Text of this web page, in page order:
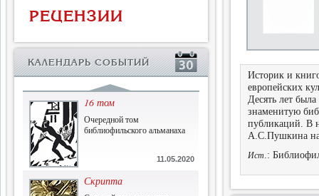
РЕЦЕНЗИИ
КАЛЕНДАРЬ СОБЫТИЙ
История и историческая
исторической мысли
16 том
Очередной том
библиофильского альманаха
11.05.2020
Скрипта
Историк и
европейских
Десять лет
знаменитую
публикаций. В
А.С.Пушкина на
Ист.: